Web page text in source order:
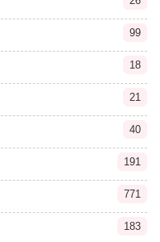
99
18
21
40
191
771
183